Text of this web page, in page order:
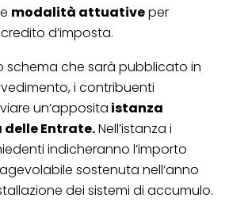
modalità attuativeper
d’imposta.
schema che sarà pubblicato in
i contribuenti
un’apposita istanza
delle Entrate.Nell’istanza i
indicheranno l’importo
sostenuta nell’anno
dei sistemi di accumulo.